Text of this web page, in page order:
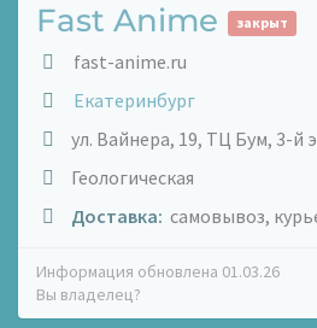
Fast Anime закрыт
fast-anime.ru
Екатеринбург
ул. Вайнера, 19, ТЦ Бум, 3-й
Геологическая
Доставка: самовывоз,
Информация обновлена 01.03.26
Вы владелец?